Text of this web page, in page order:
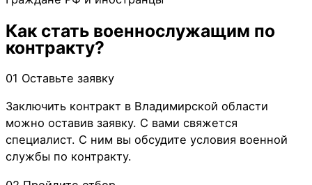
Как стать военнослужащим по
контракту?
01 Оставьте заявку
Заключить контракт в Владимирской области
можно оставив заявку. С вами свяжется
специалист. С ним вы обсудите условия военной
службы по контракту.